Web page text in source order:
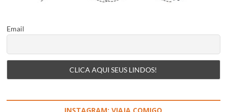
Email
INSTAGRAM: VIAJA COMIGO